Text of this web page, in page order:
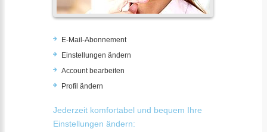
E-Mail-Abonnement
Einstellungen ändern
Account bearbeiten
Profil ändern
Jederzeit komfortabel und bequem Ihre
Einstellungen ändern: